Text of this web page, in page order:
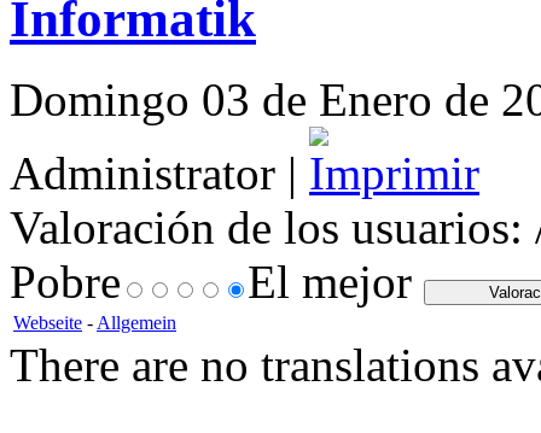
Informatik
Domingo 03 de Enero de
Administrator |
Valoración de los usuarios:
Pobre
El mejor
Webseite - Allgemein
There are no translations